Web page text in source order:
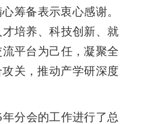
筹备表示衷心感谢。
培养、科技创新、就
平台为己任，凝聚全
关，推动产学研深度
分会的工作进行了总